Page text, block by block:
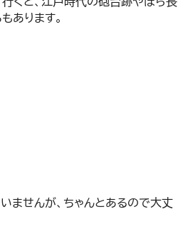
あります。
ませんが、ちゃんとあるので大丈